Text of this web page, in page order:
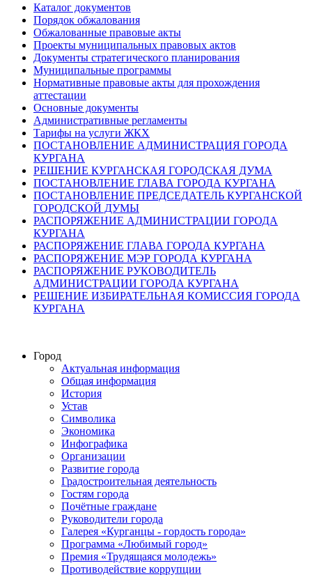
Каталог документов
Порядок обжалования
Обжалованные правовые акты
Проекты муниципальных правовых актов
Документы стратегического планирования
Муниципальные программы
Нормативные правовые акты для прохождения
аттестации
Основные документы
Административные регламенты
Тарифы на услуги ЖКХ
ПОСТАНОВЛЕНИЕ АДМИНИСТРАЦИЯ ГОРОДА
КУРГАНА
РЕШЕНИЕ КУРГАНСКАЯ ГОРОДСКАЯ ДУМА
ПОСТАНОВЛЕНИЕ ГЛАВА ГОРОДА КУРГАНА
ПОСТАНОВЛЕНИЕ ПРЕДСЕДАТЕЛЬ КУРГАНСКОЙ
ГОРОДСКОЙ ДУМЫ
РАСПОРЯЖЕНИЕ АДМИНИСТРАЦИИ ГОРОДА
КУРГАНА
РАСПОРЯЖЕНИЕ ГЛАВА ГОРОДА КУРГАНА
РАСПОРЯЖЕНИЕ МЭР ГОРОДА КУРГАНА
РАСПОРЯЖЕНИЕ РУКОВОДИТЕЛЬ
АДМИНИСТРАЦИИ ГОРОДА КУРГАНА
РЕШЕНИЕ ИЗБИРАТЕЛЬНАЯ КОМИССИЯ ГОРОДА
КУРГАНА
Город
Актуальная информация
Общая информация
История
Устав
Символика
Экономика
Инфографика
Организации
Развитие города
Градостроительная деятельность
Гостям города
Почётные граждане
Руководители города
Галерея «Курганцы - гордость города»
Программа «Любимый город»
Премия «Трудящаяся молодежь»
Противодействие коррупции